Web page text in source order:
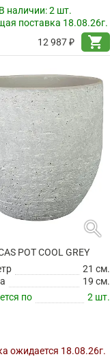
наличии:2 шт.
поставка 18.08.26г.
12 987 ₽
shopping_cart
search
POT COOL GREY
21 см.
19 см.
по
2 шт.
ожидается 18.08.26г.